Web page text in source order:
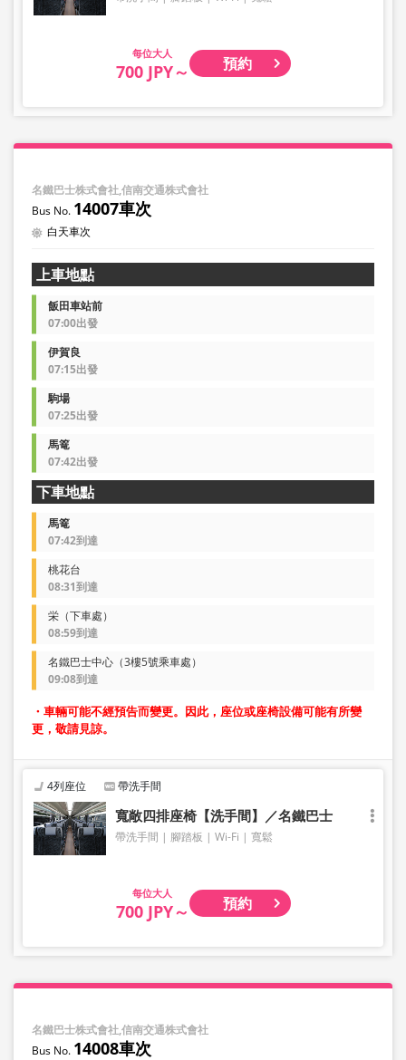
大人
700 JPY～ 預約
名鐵巴士株式會社,信南交通株式會社
14007車次
白天車次
上車地點
飯田車站前
07:00出發
伊賀良
07:15出發
駒場
07:25出發
馬篭
07:42出發
下車地點
馬篭
07:42到達
桃花台
08:31到達
栄（下車處）
08:59到達
名鐵巴士中心（3樓5號乘車處）
09:08到達
・車輛可能不經預告而變更。因此，座位或座椅設備可能有所變
更，敬請見諒。
4列座位 帶洗手間
寬敞四排座椅【洗手間】／名鐵巴士
帶洗手間 腳踏板 Wi-Fi 寬鬆
大人
700 JPY～ 預約
名鐵巴士株式會社,信南交通株式會社
14008車次